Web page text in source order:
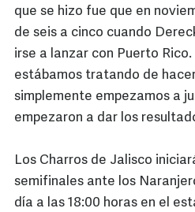
que se hizo fue que en
de seis a cinco cuando
irse a lanzar con Puerto
estábamos tratando de
simplemente empezamos a
empezaron a dar los
Los Charros de Jalisco
semifinales ante los
día a las 18:00 horas en el